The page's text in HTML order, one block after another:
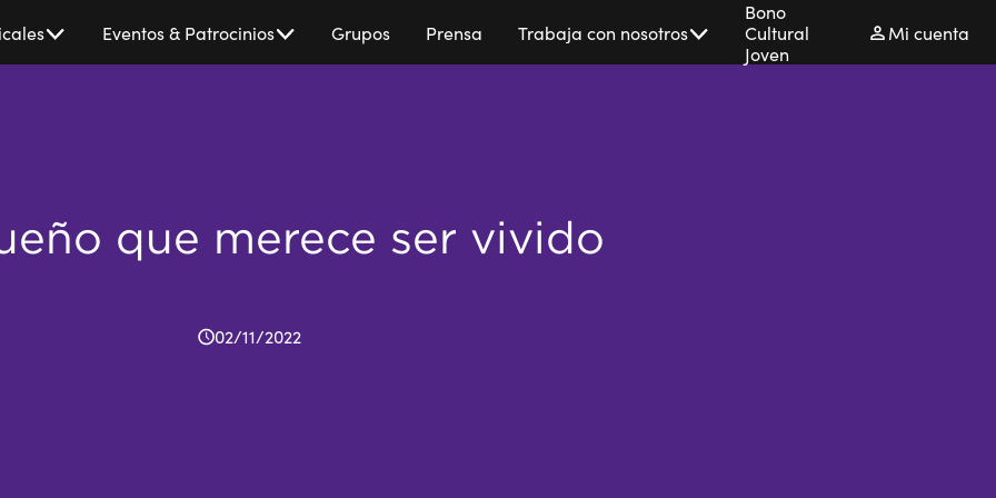
Eventos & Patrocinios Grupos Prensa Trabaja con nosotros
Bono
Cultural
Joven
Mi cuenta
que merece ser vivido
02/11/2022